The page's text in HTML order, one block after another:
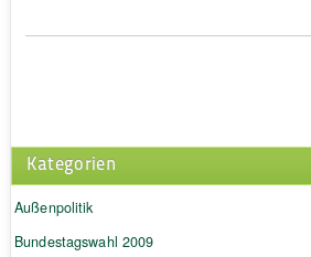
Kategorien
Außenpolitik
Bundestagswahl 2009